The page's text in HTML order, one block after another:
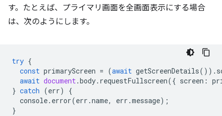
す。たとえば、プライマリ画面を全画面表示にする場合
は、次のようにします。
try {
const primaryScreen = (await getScreenDetails()).
await document.body. requestFullscreen({ screen :
} catch (err)
{
console. error(err .name, err .message);
}